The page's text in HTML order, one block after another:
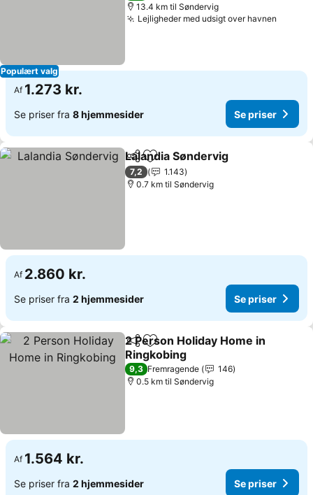
Populært valg
13.4 km til Søndervig
Lejligheder med udsigt over havnen
Af 1.273 kr.
Se priser fra 8 hjemmesider Se priser
Del Føj til favoritter
Lalandia Søndervig
7,2
1.143
0.7 km til Søndervig
Af 2.860 kr.
Se priser fra 2 hjemmesider Se priser
Del Føj til favoritter
2 Person Holiday Home in
Ringkobing
Se priser
9,3 Fremragende
146
0.5 km til Søndervig
Af 1.564 kr.
Se priser fra 2 hjemmesider Se priser